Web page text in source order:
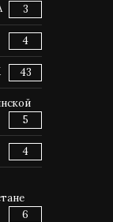
3
4
43
5
4
6